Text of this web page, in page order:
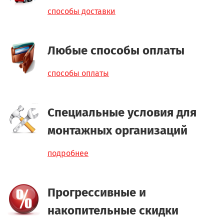
способы доставки
Любые способы оплаты
способы оплаты
Специальные условия для
монтажных организаций
подробнее
Прогрессивные и
накопительные скидки